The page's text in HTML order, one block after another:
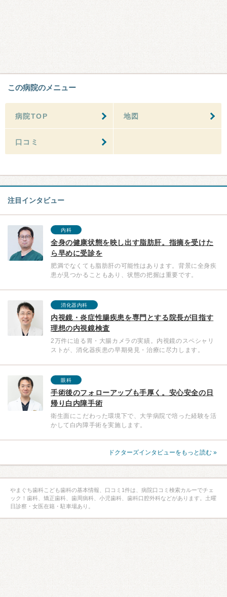
この病院のメニュー
病院TOP 地図
口コミ
注目インタビュー
内科
全身の健康状態を映し出す脂肪肝。指摘を受けた
ら早めに受診を
肥満でなくても脂肪肝の可能性はあります。背景に全身疾
患が見つかることもあり、状態の把握は重要です。
消化器内科
内視鏡・炎症性腸疾患を専門とする院長が目指す
理想の内視鏡検査
2万件に迫る胃・大腸カメラの実績。内視鏡のスペシャリ
ストが、消化器疾患の早期発見・治療に尽力します。
眼科
手術後のフォローアップも手厚く。安心安全の日
帰り白内障手術
衛生面にこだわった環境下で、大学病院で培った経験を活
かして白内障手術を実施します。
ドクターズインタビューをもっと読む »
やまぐち歯科こども歯科の基本情報、口コミ1件は、病院口コミ検索カルーでチェ
ック！歯科、矯正歯科、歯周病科、小児歯科、歯科口腔外科などがあります。土曜
日診察・女医在籍・駐車場あり。